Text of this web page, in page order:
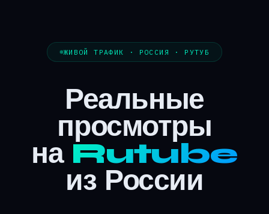
ЖИВОЙ ТРАФИК · РОССИЯ · РУТУБ
Реальные
просмотры
на Rutube
из России